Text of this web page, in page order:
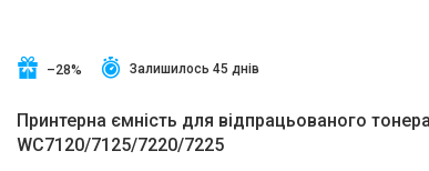
–28% Залишилось 45 днів
Принтерна ємність для відпрацьованого
WC7120/7125/7220/7225